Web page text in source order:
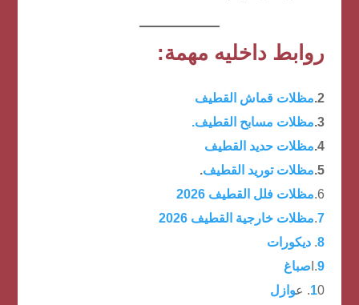
روابط داخليه مهمة:
2. مظلات قماش القطيف
3. مظلات مسابح القطيف.
4. مظلات حديد القطيف
5. مظلات توريد القطيف.
6. مظلات فلل القطيف 2026
7
.مظلات خارجية القطيف 2026
8
. ديكورات
9.ا صباغ
10. ع وازل